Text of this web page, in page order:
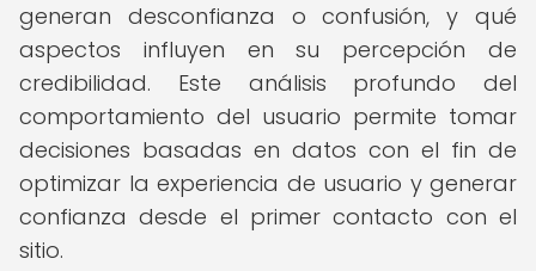
generan desconfianza o confusión, y qué
aspectos influyen en su percepción de
credibilidad. Este análisis profundo del
comportamiento del usuario permite tomar
decisiones basadas en datos con el fin de
optimizar la experiencia de usuario y generar
confianza desde el primer contacto con el
sitio.